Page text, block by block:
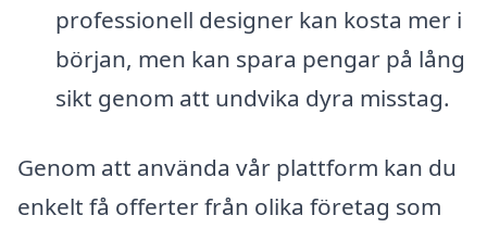
professionell designer kan kosta mer i
början, men kan spara pengar på lång
sikt genom att undvika dyra misstag.
Genom att använda vår plattform kan du
enkelt få offerter från olika företag som